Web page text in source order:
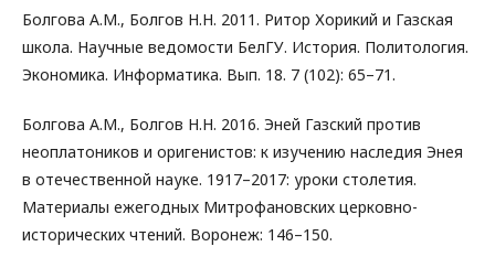
Болгова А.М., Болгов Н.Н. 2011. Ритор Хорикий и Газская
школа. Научные ведомости БелГУ. История. Политология.
Экономика. Информатика. Вып. 18. 7 (102): 65–71.
Болгова А.М., Болгов Н.Н. 2016. Эней Газский против
неоплатоников и оригенистов: к изучению наследия Энея
в отечественной науке. 1917–2017: уроки столетия.
Материалы ежегодных Митрофановских церковно-
исторических чтений. Воронеж: 146–150.